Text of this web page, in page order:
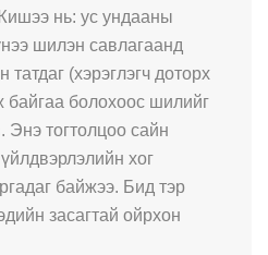
нь: ус ундааны
шилэн савлагаанд
(хэрэглэгч доторх
байгаа болохоос шилийг
Энэ тогтолцоо сайн
хог
байжээ. Бид тэр
засагтай ойрхон